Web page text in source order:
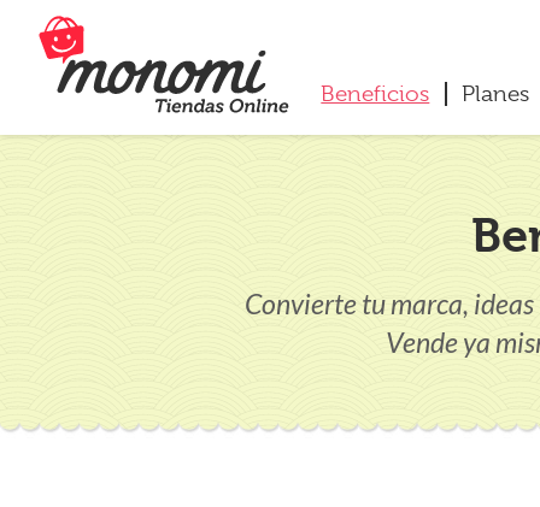
Beneficios Planes
Convierte tu marca,
Vende ya